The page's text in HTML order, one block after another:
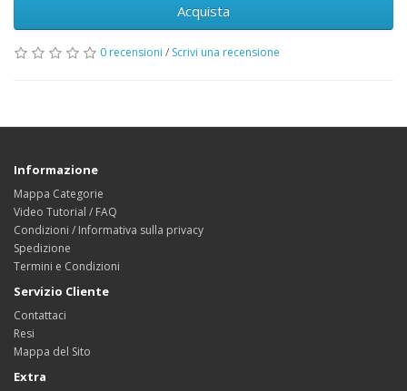
Acquista
0 recensioni / Scrivi una recensione
Informazione
Mappa Categorie
Video Tutorial / FAQ
Condizioni / Informativa sulla privacy
Spedizione
Termini e Condizioni
Servizio Cliente
Contattaci
Resi
Mappa del Sito
Extra